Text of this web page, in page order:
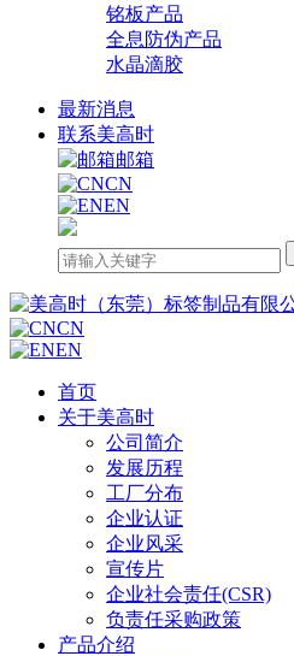
铭板产品
全息防伪产品
水晶滴胶
最新消息
联系美高时
邮箱
CN
EN
CN
EN
首页
关于美高时
公司简介
发展历程
工厂分布
企业认证
企业风采
宣传片
企业社会责任(CSR)
负责任采购政策
产品介绍